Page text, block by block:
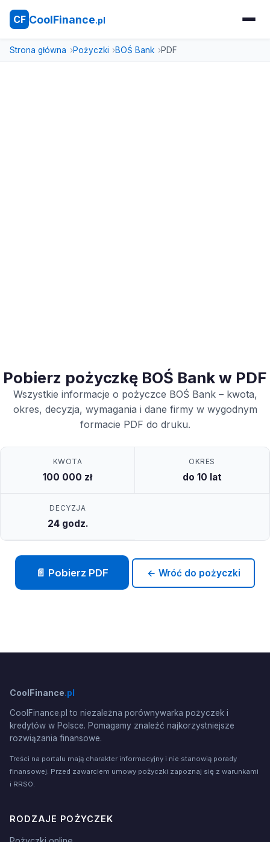
CF CoolFinance.pl
Strona główna Pożyczki BOŚ Bank PDF
Pobierz pożyczkę BOŚ Bank w PDF
Wszystkie informacje o pożyczce BOŚ Bank – kwota,
okres, decyzja, wymagania i dane firmy w wygodnym
formacie PDF do druku.
KWOTA
100 000 zł
OKRES
do 10 lat
DECYZJA
24 godz.
📄 Pobierz PDF ← Wróć do pożyczki
CoolFinance.pl
CoolFinance.pl to niezależna porównywarka pożyczek i
kredytów w Polsce. Pomagamy znaleźć najkorzystniejsze
rozwiązania finansowe.
Treści na portalu mają charakter informacyjny i nie stanowią porady
finansowej. Przed zawarciem umowy pożyczki zapoznaj się z warunkami
i RRSO.
RODZAJE POŻYCZEK